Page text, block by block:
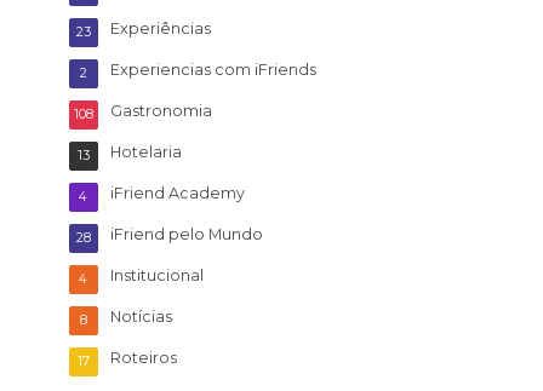
Experiências
23
Experiencias com iFriends
2
Gastronomia
108
Hotelaria
13
iFriend Academy
4
iFriend pelo Mundo
28
Institucional
4
Notícias
8
Roteiros
17